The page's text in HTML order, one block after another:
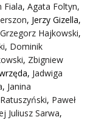
Fiala, Agata Foltyn,
, Jerzy Gizella,
Grzegorz Hajkowski,
, Dominik
, Zbigniew
, Jadwiga
, Janina
, Paweł
Juliusz Sarwa,